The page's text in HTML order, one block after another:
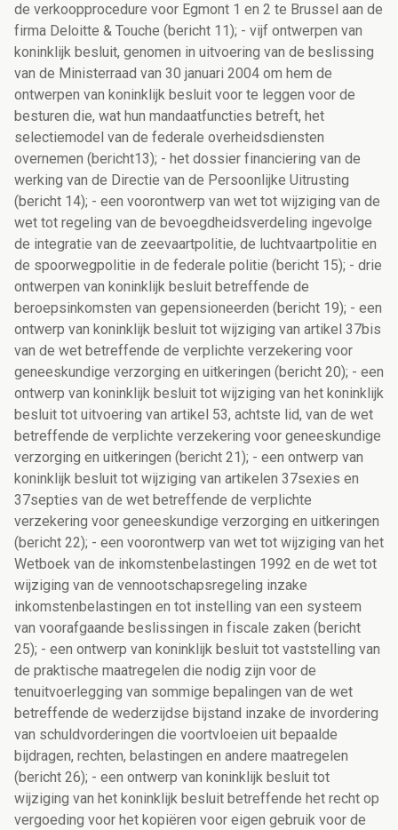
de verkoopprocedure voor Egmont 1 en 2 te Brussel aan de
firma Deloitte & Touche (bericht 11); - vijf ontwerpen van
koninklijk besluit, genomen in uitvoering van de beslissing
van de Ministerraad van 30 januari 2004 om hem de
ontwerpen van koninklijk besluit voor te leggen voor de
besturen die, wat hun mandaatfuncties betreft, het
selectiemodel van de federale overheidsdiensten
overnemen (bericht13); - het dossier financiering van de
werking van de Directie van de Persoonlijke Uitrusting
(bericht 14); - een voorontwerp van wet tot wijziging van de
wet tot regeling van de bevoegdheidsverdeling ingevolge
de integratie van de zeevaartpolitie, de luchtvaartpolitie en
de spoorwegpolitie in de federale politie (bericht 15); - drie
ontwerpen van koninklijk besluit betreffende de
beroepsinkomsten van gepensioneerden (bericht 19); - een
ontwerp van koninklijk besluit tot wijziging van artikel 37bis
van de wet betreffende de verplichte verzekering voor
geneeskundige verzorging en uitkeringen (bericht 20); - een
ontwerp van koninklijk besluit tot wijziging van het koninklijk
besluit tot uitvoering van artikel 53, achtste lid, van de wet
betreffende de verplichte verzekering voor geneeskundige
verzorging en uitkeringen (bericht 21); - een ontwerp van
koninklijk besluit tot wijziging van artikelen 37sexies en
37septies van de wet betreffende de verplichte
verzekering voor geneeskundige verzorging en uitkeringen
(bericht 22); - een voorontwerp van wet tot wijziging van het
Wetboek van de inkomstenbelastingen 1992 en de wet tot
wijziging van de vennootschapsregeling inzake
inkomstenbelastingen en tot instelling van een systeem
van voorafgaande beslissingen in fiscale zaken (bericht
25); - een ontwerp van koninklijk besluit tot vaststelling van
de praktische maatregelen die nodig zijn voor de
tenuitvoerlegging van sommige bepalingen van de wet
betreffende de wederzijdse bijstand inzake de invordering
van schuldvorderingen die voortvloeien uit bepaalde
bijdragen, rechten, belastingen en andere maatregelen
(bericht 26); - een ontwerp van koninklijk besluit tot
wijziging van het koninklijk besluit betreffende het recht op
vergoeding voor het kopiëren voor eigen gebruik voor de